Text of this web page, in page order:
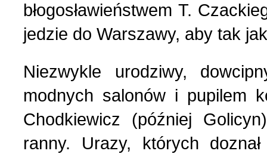
błogosławieństwem Т.
jedzie do Warszawy, aby tak
Niezwykle urodziwy,
modnych salonów i pupilem
Chodkiewicz (później
ranny. Urazy, których